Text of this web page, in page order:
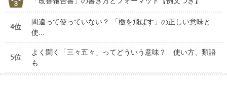
4位
間違って使っていない？ 「檄を飛ばす」の正しい意味と
使...
5位
よく聞く「三々五々」ってどういう意味？ 使い方、類語
も...